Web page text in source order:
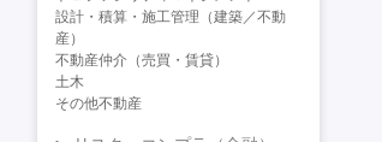
設計・積算・施工管理（建築／不動
産）
不動産仲介（売買・賃貸）
土木
その他不動産